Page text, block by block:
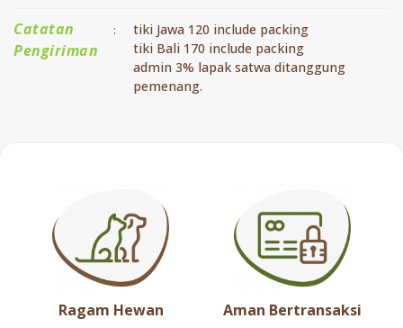
Catatan
Pengiriman
:
tiki Jawa 120 include packing
tiki Bali 170 include packing
admin 3% lapak satwa ditanggung
pemenang.
Ragam Hewan Aman Bertransaksi